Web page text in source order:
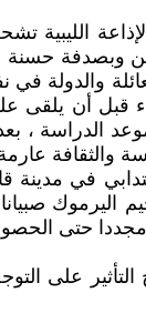
وبصدفة
قبل أن
، بعد
والثقافة
في مدينة
صبيانا
حتى
على